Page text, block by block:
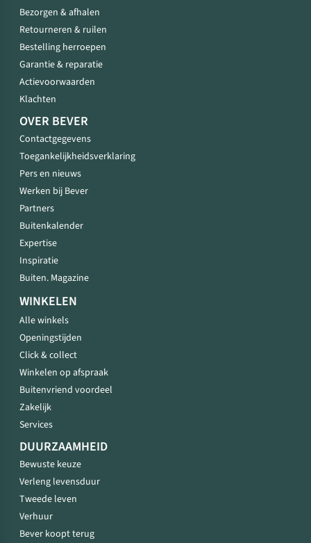
Bezorgen & afhalen
Retourneren & ruilen
Bestelling herroepen
Garantie & reparatie
Actievoorwaarden
Klachten
OVER BEVER
Contactgegevens
Toegankelijkheidsverklaring
Pers en nieuws
Werken bij Bever
Partners
Buitenkalender
Expertise
Inspiratie
Buiten. Magazine
WINKELEN
Alle winkels
Openingstijden
Click & collect
Winkelen op afspraak
Buitenvriend voordeel
Zakelijk
Services
DUURZAAMHEID
Bewuste keuze
Verleng levensduur
Tweede leven
Verhuur
Bever koopt terug